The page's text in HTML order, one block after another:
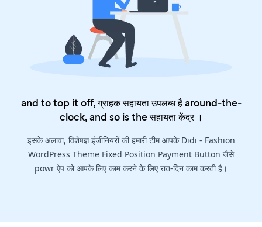
and to top it off, ग्राहक सहायता उपलब्ध है around-the-
clock, and so is theसहायता केंद्र।
इसके अलावा, विशेषज्ञ इंजीनियरों की हमारी टीम आपके Didi - Fashion
WordPress Theme Fixed Position Payment Button जैसे
powr ऐप को आपके लिए काम करने के लिए रात-दिन काम करती है।